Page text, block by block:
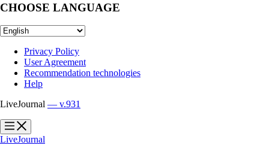
CHOOSE LANGUAGE
Privacy Policy
User Agreement
Recommendation technologies
Help
LiveJournal — v.931
?
?
LiveJournal